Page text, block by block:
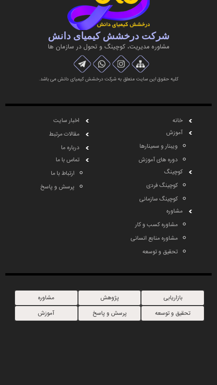
شرکت درخشش کیمیای دانش
مشاوره مديريت، کوچینگ و تحول در سازمان ها
کلیه حقوق این سایت متعلق به شرکت درخشش کیمیای دانش می باشد.
خانه
آموزش
ویبنار و سمینارها
دوره های آموزش
کوچینگ
کوچینگ فردی
کوچینگ سازمانی
مشاوره
مشاوره کسب و کار
مشاوره منابع انسانی
تحقیق و توسعه
اخبار سایت
مقالات مرتبط
درباره ما
تماس با ما
ارتباط با ما
پرسش و پاسخ
بازاریابی پژوهش
مشاوره
تحقیق و توسعه
پرسش و پاسخ آموزش